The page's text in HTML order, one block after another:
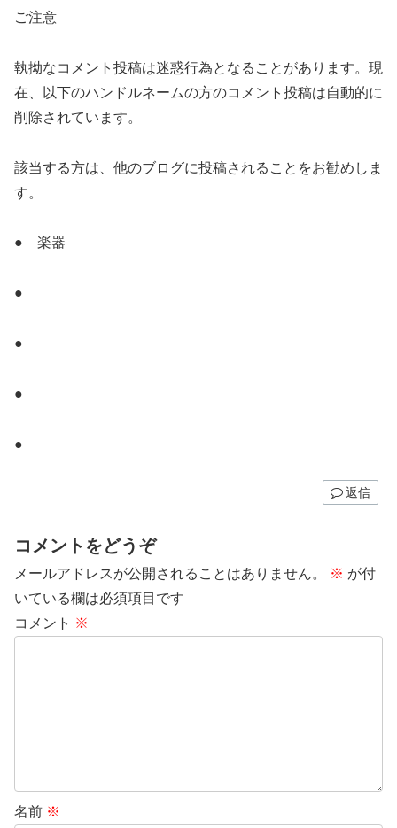
ご注意
執拗なコメント投稿は迷惑行為となることがあります。現
在、以下のハンドルネームの方のコメント投稿は自動的に
削除されています。
該当する方は、他のブログに投稿されることをお勧めしま
す。
● 楽器
●
●
●
●
返信
コメントをどうぞ
メールアドレスが公開されることはありません。 ※ が付
いている欄は必須項目です
コメント ※
名前 ※